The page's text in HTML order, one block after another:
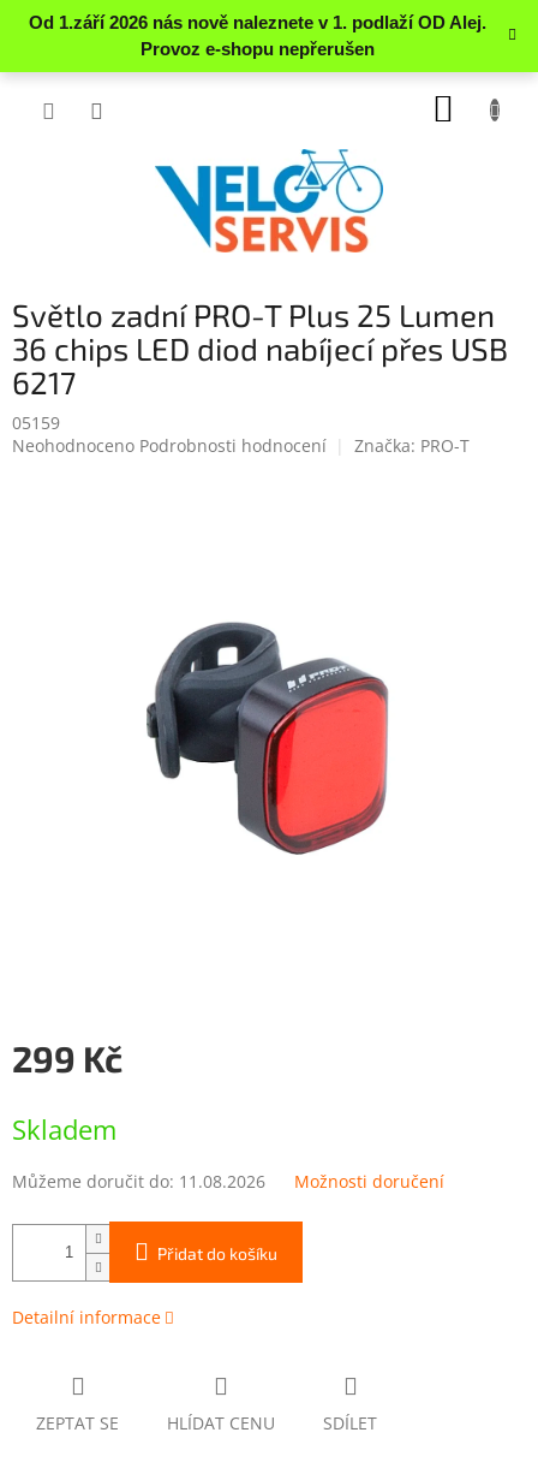
Přejít
Světlo zadní PRO-T Plus 25 Lumen
36 chips LED diod nabíjecí přes USB
6217
05159
Průměrné
Neohodnoceno Podrobnosti hodnocení Značka: PRO-T
299 Kč
cena:
Skladem
Můžeme doručit do: 11.08.2026 Možnosti doručení
Přidat do košíku
Detailní informace
ZEPTAT SE HLÍDAT CENU SDÍLET